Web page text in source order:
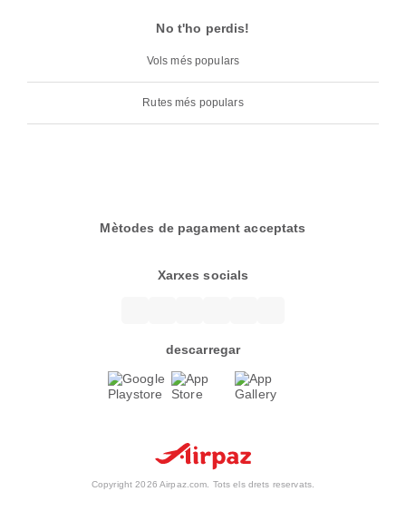
No t'ho perdis!
Vols més populars
Rutes més populars
Mètodes de pagament acceptats
Xarxes socials
descarregar
Copyright 2026 Airpaz.com. Tots els drets reservats.